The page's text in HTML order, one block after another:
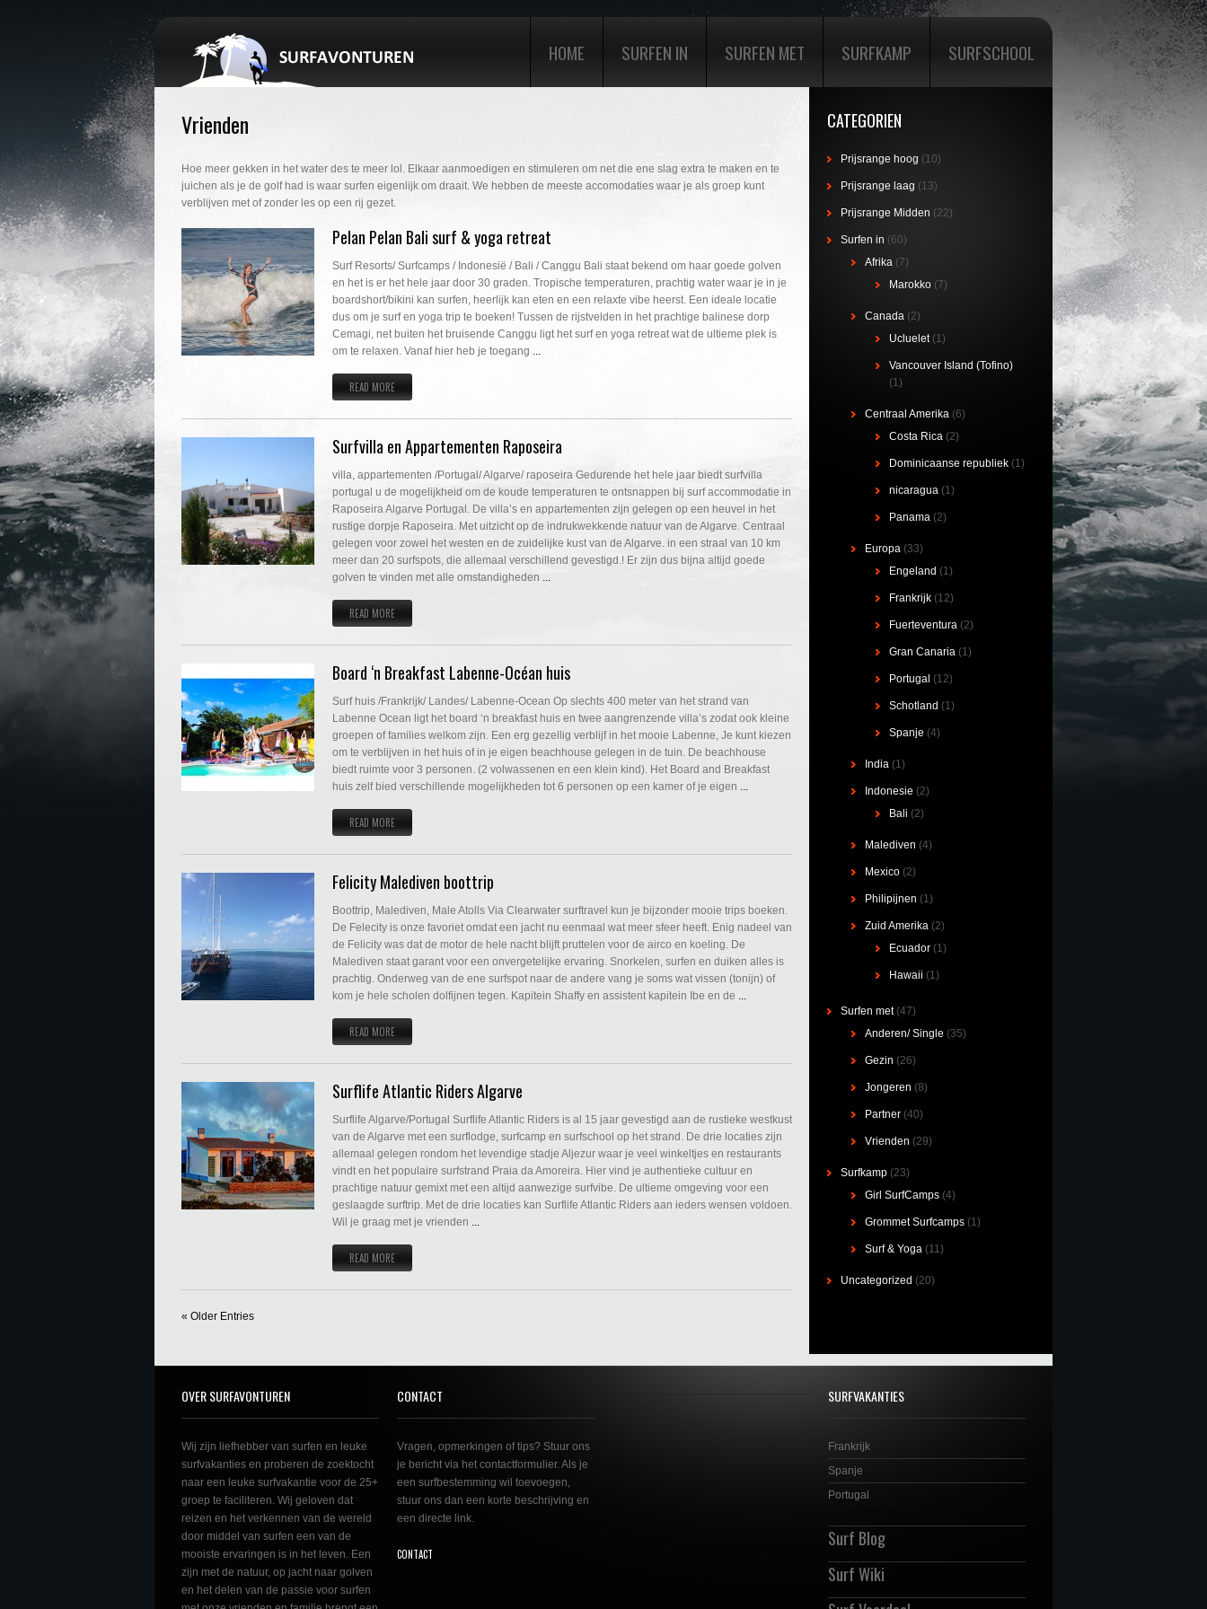
HOME SURFEN IN SURFEN MET SURFKAMP SURFSCHOOL
Vrienden
Hoe meer gekken in het water des te meer lol. Elkaar aanmoedigen en stimuleren om net die ene slag extra te maken en te
juichen als je de golf had is waar surfen eigenlijk om draait. We hebben de meeste accomodaties waar je als groep kunt
verblijven met of zonder les op een rij gezet.
Pelan Pelan Bali surf & yoga retreat
Surf Resorts/ Surfcamps / Indonesië / Bali / Canggu Bali staat bekend om haar goede golven
en het is er het hele jaar door 30 graden. Tropische temperaturen, prachtig water waar je in je
boardshort/bikini kan surfen, heerlijk kan eten en een relaxte vibe heerst. Een ideale locatie
dus om je surf en yoga trip te boeken! Tussen de rijstvelden in het prachtige balinese dorp
Cemagi, net buiten het bruisende Canggu ligt het surf en yoga retreat wat de ultieme plek is
om te relaxen. Vanaf hier heb je toegang ...
READ MORE
Surfvilla en Appartementen Raposeira
villa, appartementen /Portugal/ Algarve/ raposeira Gedurende het hele jaar biedt surfvilla
portugal u de mogelijkheid om de koude temperaturen te ontsnappen bij surf accommodatie in
Raposeira Algarve Portugal. De villa’s en appartementen zijn gelegen op een heuvel in het
rustige dorpje Raposeira. Met uitzicht op de indrukwekkende natuur van de Algarve. Centraal
gelegen voor zowel het westen en de zuidelijke kust van de Algarve. in een straal van 10 km
meer dan 20 surfspots, die allemaal verschillend gevestigd.! Er zijn dus bijna altijd goede
golven te vinden met alle omstandigheden ...
READ MORE
Board ‘n Breakfast Labenne-Océan huis
Surf huis /Frankrijk/ Landes/ Labenne-Ocean Op slechts 400 meter van het strand van
Labenne Ocean ligt het board ‘n breakfast huis en twee aangrenzende villa’s zodat ook kleine
groepen of families welkom zijn. Een erg gezellig verblijf in het mooie Labenne, Je kunt kiezen
om te verblijven in het huis of in je eigen beachhouse gelegen in de tuin. De beachhouse
biedt ruimte voor 3 personen. (2 volwassenen en een klein kind). Het Board and Breakfast
huis zelf bied verschillende mogelijkheden tot 6 personen op een kamer of je eigen ...
READ MORE
Felicity Malediven boottrip
Boottrip, Malediven, Male Atolls Via Clearwater surftravel kun je bijzonder mooie trips boeken.
De Felecity is onze favoriet omdat een jacht nu eenmaal wat meer sfeer heeft. Enig nadeel van
de Felicity was dat de motor de hele nacht blijft pruttelen voor de airco en koeling. De
Malediven staat garant voor een onvergetelijke ervaring. Snorkelen, surfen en duiken alles is
prachtig. Onderweg van de ene surfspot naar de andere vang je soms wat vissen (tonijn) of
kom je hele scholen dolfijnen tegen. Kapitein Shaffy en assistent kapitein Ibe en de ...
READ MORE
Surflife Atlantic Riders Algarve
Surflife Algarve/Portugal Surflife Atlantic Riders is al 15 jaar gevestigd aan de rustieke westkust
van de Algarve met een surflodge, surfcamp en surfschool op het strand. De drie locaties zijn
allemaal gelegen rondom het levendige stadje Aljezur waar je veel winkeltjes en restaurants
vindt en het populaire surfstrand Praia da Amoreira. Hier vind je authentieke cultuur en
prachtige natuur gemixt met een altijd aanwezige surfvibe. De ultieme omgeving voor een
geslaagde surftrip. Met de drie locaties kan Surflife Atlantic Riders aan ieders wensen voldoen.
Wil je graag met je vrienden ...
READ MORE
« Older Entries
CATEGORIEN
Prijsrange hoog (10)
Prijsrange laag (13)
Prijsrange Midden (22)
Surfen in (60)
Afrika (7)
Marokko (7)
Canada (2)
Ucluelet(1)
Vancouver Island (Tofino)
(1)
Centraal Amerika (6)
Costa Rica (2)
Dominicaanse republiek (1)
nicaragua (1)
Panama (2)
Europa (33)
Engeland (1)
Frankrijk (12)
Fuerteventura (2)
Gran Canaria (1)
Portugal (12)
Schotland (1)
Spanje (4)
India (1)
Indonesie (2)
Bali (2)
Malediven (4)
Mexico (2)
Philipijnen (1)
Zuid Amerika (2)
Ecuador (1)
Hawaii (1)
Surfen met(47)
Anderen/ Single (35)
Gezin (26)
Jongeren (8)
Partner (40)
Vrienden (29)
Surfkamp (23)
Girl SurfCamps (4)
Grommet Surfcamps (1)
Surf & Yoga (11)
Uncategorized (20)
OVER SURFAVONTUREN
Wij zijn liefhebber van surfen en leuke
surfvakanties en proberen de zoektocht
naar een leuke surfvakantie voor de 25+
groep te faciliteren. Wij geloven dat
reizen en het verkennen van de wereld
door middel van surfen een van de
mooiste ervaringen is in het leven. Een
zijn met de natuur, op jacht naar golven
en het delen van de passie voor surfen
CONTACT
Vragen, opmerkingen of tips? Stuur ons
je bericht via het contactformulier. Als je
een surfbestemming wil toevoegen,
stuur ons dan een korte beschrijving en
een directe link.
CONTACT
SURFVAKANTIES
Frankrijk
Spanje
Portugal
Surf Blog
Surf Wiki